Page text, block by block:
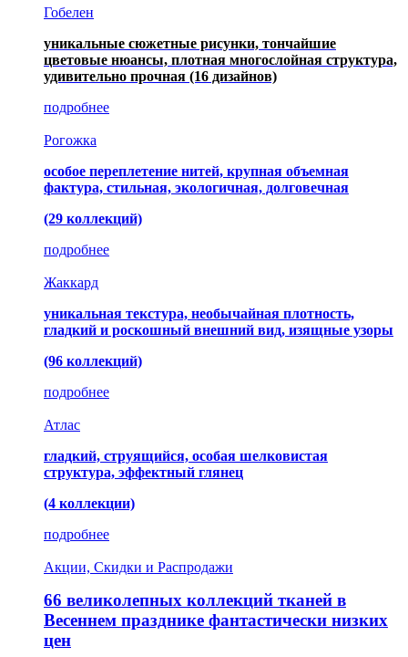
Гобелен
уникальные сюжетные рисунки, тончайшие
цветовые нюансы, плотная многослойная структура,
удивительно прочная (16 дизайнов)
подробнее
Рогожка
особое переплетение нитей, крупная объемная
фактура, стильная, экологичная, долговечная
(29 коллекций)
подробнее
Жаккард
уникальная текстура, необычайная плотность,
гладкий и роскошный внешний вид, изящные узоры
(96 коллекций)
подробнее
Атлас
гладкий, струящийся, особая шелковистая
структура, эффектный глянец
(4 коллекции)
подробнее
Акции, Скидки и Распродажи
66 великолепных коллекций тканей в
Весеннем празднике фантастически низких
цен